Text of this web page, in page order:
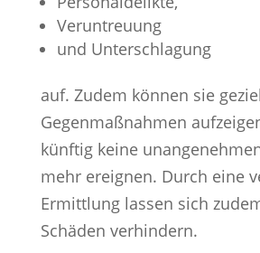
Veruntreuung
und Unterschlagung
auf. Zudem können sie
Gegenmaßnahmen
künftig keine
mehr ereignen. Durch eine
Ermittlung lassen sich
Schäden verhindern.